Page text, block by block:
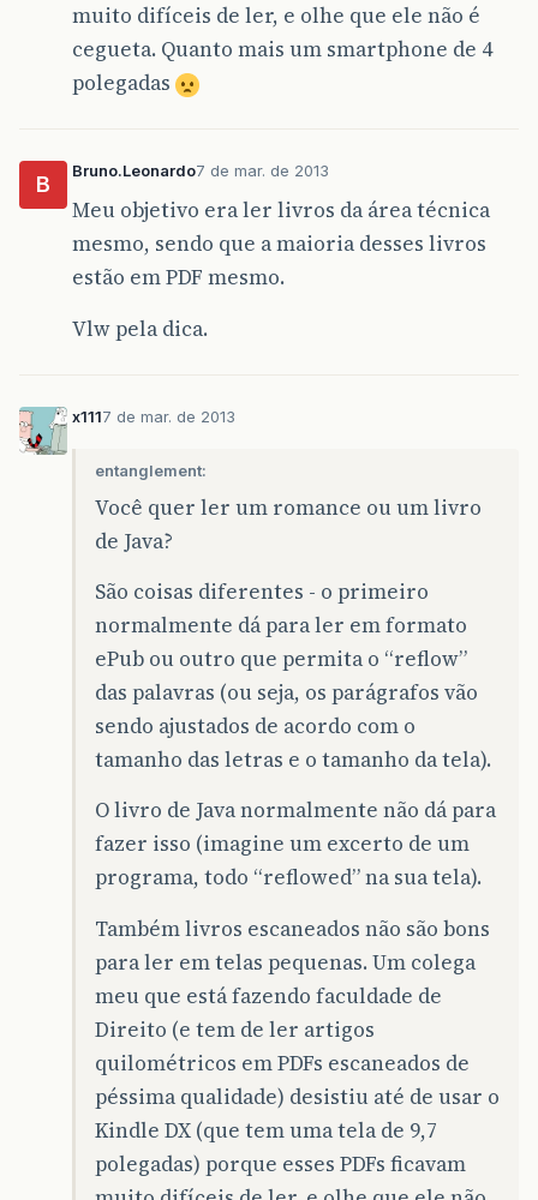
muito difíceis de ler, e olhe que ele não é
cegueta. Quanto mais um smartphone de 4
polegadas
B
Bruno.Leonardo7 de mar. de 2013
Meu objetivo era ler livros da área técnica
mesmo, sendo que a maioria desses livros
estão em PDF mesmo.
Vlw pela dica.
x1117 de mar. de 2013
entanglement:
Você quer ler um romance ou um livro
de Java?
São coisas diferentes - o primeiro
normalmente dá para ler em formato
ePub ou outro que permita o “reflow”
das palavras (ou seja, os parágrafos vão
sendo ajustados de acordo com o
tamanho das letras e o tamanho da tela).
O livro de Java normalmente não dá para
fazer isso (imagine um excerto de um
programa, todo “reflowed” na sua tela).
Também livros escaneados não são bons
para ler em telas pequenas. Um colega
meu que está fazendo faculdade de
Direito (e tem de ler artigos
quilométricos em PDFs escaneados de
péssima qualidade) desistiu até de usar o
Kindle DX (que tem uma tela de 9,7
polegadas) porque esses PDFs ficavam